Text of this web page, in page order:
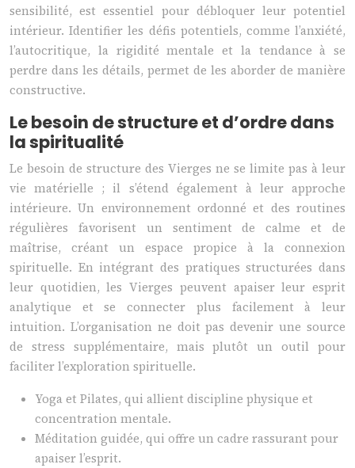
sensibilité, est essentiel pour débloquer leur potentiel
intérieur. Identifier les défis potentiels, comme l’anxiété,
l’autocritique, la rigidité mentale et la tendance à se
perdre dans les détails, permet de les aborder de manière
constructive.
Le besoin de structure et d’ordre dans
la spiritualité
Le besoin de structure des Vierges ne se limite pas à leur
vie matérielle ; il s’étend également à leur approche
intérieure. Un environnement ordonné et des routines
régulières favorisent un sentiment de calme et de
maîtrise, créant un espace propice à la connexion
spirituelle. En intégrant des pratiques structurées dans
leur quotidien, les Vierges peuvent apaiser leur esprit
analytique et se connecter plus facilement à leur
intuition. L’organisation ne doit pas devenir une source
de stress supplémentaire, mais plutôt un outil pour
faciliter l’exploration spirituelle.
Yoga et Pilates, qui allient discipline physique et
concentration mentale.
Méditation guidée, qui offre un cadre rassurant pour
apaiser l’esprit.